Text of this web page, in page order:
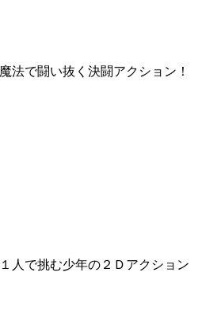
法で闘い抜く決闘アクション！
人で挑む少年の２Ｄアクション